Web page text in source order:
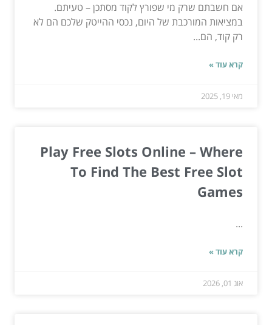
אם חשבתם שרק מי שפורץ לקוד מסתכן – טעיתם.
במציאות המורכבת של היום, נכסי ההייטק שלכם הם לא
רק קוד, הם...
קרא עוד »
מאי 19, 2025
Play Free Slots Online – Where
To Find The Best Free Slot
Games
...
קרא עוד »
אוג 01, 2026